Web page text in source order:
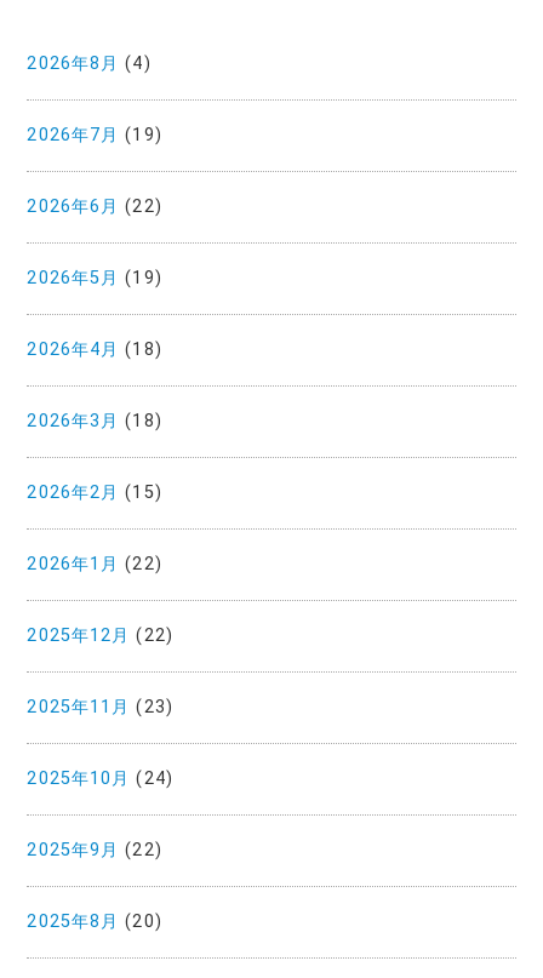
2026年8月 (4)
2026年7月 (19)
2026年6月 (22)
2026年5月 (19)
2026年4月 (18)
2026年3月 (18)
2026年2月 (15)
2026年1月 (22)
2025年12月 (22)
2025年11月 (23)
2025年10月 (24)
2025年9月 (22)
2025年8月 (20)